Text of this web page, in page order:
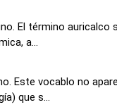
El término auricalco
a...
Este vocablo no
que s...